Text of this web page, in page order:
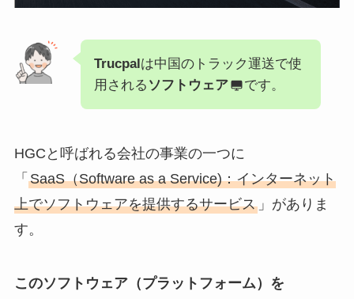
Trucpalは中国のトラック運送で使
用される ソフトウェア です。
HGCと呼ばれる会社の事業の一つに
「 SaaS（Software as a Service)：インターネット
上でソフトウェアを提供するサービス」がありま
す。
このソフトウェア（プラットフォーム）を